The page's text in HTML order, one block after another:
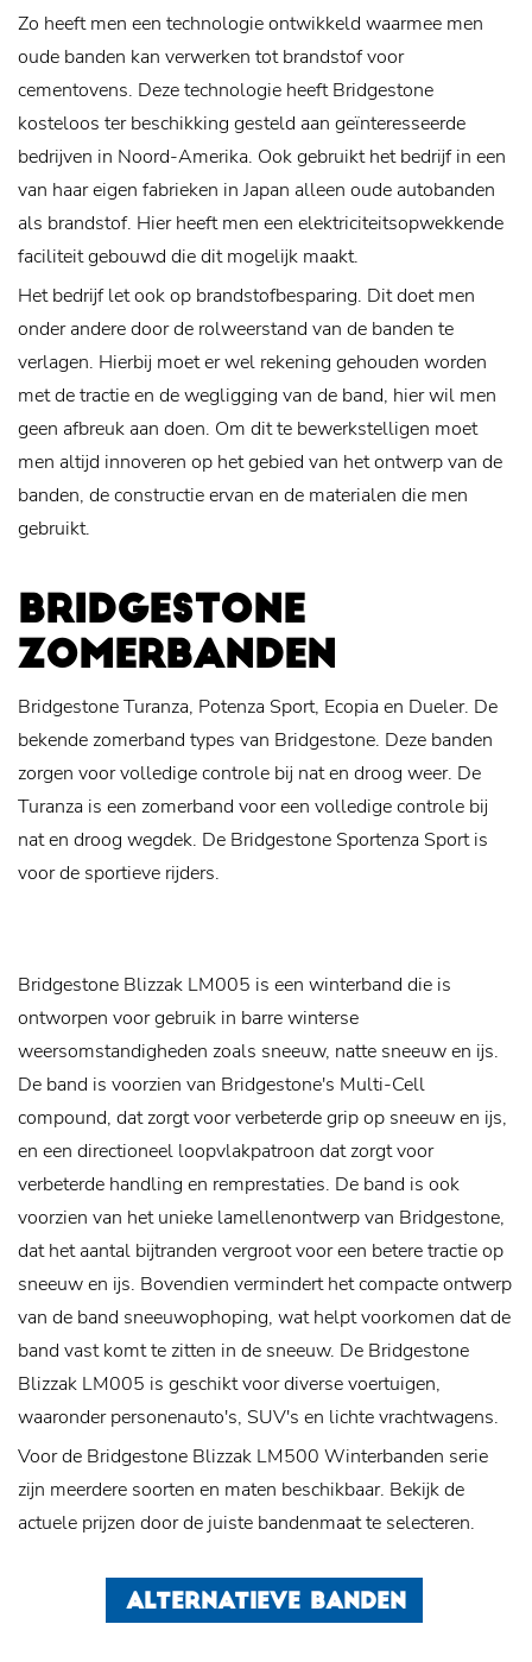
Zo heeft men een technologie ontwikkeld waarmee men
oude banden kan verwerken tot brandstof voor
cementovens. Deze technologie heeft Bridgestone
kosteloos ter beschikking gesteld aan geïnteresseerde
bedrijven in Noord-Amerika. Ook gebruikt het bedrijf in een
van haar eigen fabrieken in Japan alleen oude autobanden
als brandstof. Hier heeft men een elektriciteitsopwekkende
faciliteit gebouwd die dit mogelijk maakt.
Het bedrijf let ook op brandstofbesparing. Dit doet men
onder andere door de rolweerstand van de banden te
verlagen. Hierbij moet er wel rekening gehouden worden
met de tractie en de wegligging van de band, hier wil men
geen afbreuk aan doen. Om dit te bewerkstelligen moet
men altijd innoveren op het gebied van het ontwerp van de
banden, de constructie ervan en de materialen die men
gebruikt.
BRIDGESTONE
ZOMERBANDEN
Bridgestone Turanza, Potenza Sport, Ecopia en Dueler. De
bekende zomerband types van Bridgestone. Deze banden
zorgen voor volledige controle bij nat en droog weer. De
Turanza is een zomerband voor een volledige controle bij
nat en droog wegdek. De Bridgestone Sportenza Sport is
voor de sportieve rijders.
Bridgestone Blizzak LM005 is een winterband die is
ontworpen voor gebruik in barre winterse
weersomstandigheden zoals sneeuw, natte sneeuw en ijs.
De band is voorzien van Bridgestone's Multi-Cell
compound, dat zorgt voor verbeterde grip op sneeuw en ijs,
en een directioneel loopvlakpatroon dat zorgt voor
verbeterde handling en remprestaties. De band is ook
voorzien van het unieke lamellenontwerp van Bridgestone,
dat het aantal bijtranden vergroot voor een betere tractie op
sneeuw en ijs. Bovendien vermindert het compacte ontwerp
van de band sneeuwophoping, wat helpt voorkomen dat de
band vast komt te zitten in de sneeuw. De Bridgestone
Blizzak LM005 is geschikt voor diverse voertuigen,
waaronder personenauto's, SUV's en lichte vrachtwagens.
Voor de Bridgestone Blizzak LM500 Winterbanden serie
zijn meerdere soorten en maten beschikbaar. Bekijk de
actuele prijzen door de juiste bandenmaat te selecteren.
ALTERNATIEVE BANDEN